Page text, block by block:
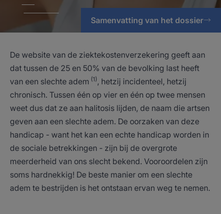
Samenvatting van het dossier
De website van de ziektekostenverzekering geeft aan
dat tussen de 25 en 50% van de bevolking last heeft
van een slechte adem (1), hetzij incidenteel, hetzij
chronisch. Tussen één op vier en één op twee mensen
weet dus dat ze aan halitosis lijden, de naam die artsen
geven aan een slechte adem. De oorzaken van deze
handicap - want het kan een echte handicap worden in
de sociale betrekkingen - zijn bij de overgrote
meerderheid van ons slecht bekend. Vooroordelen zijn
soms hardnekkig! De beste manier om een slechte
adem te bestrijden is het ontstaan ervan weg te nemen.